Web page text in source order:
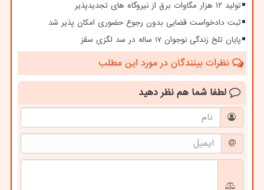
تولید ۱۲ هزار مگاوات برق از نیروگاه های تجدیدپذیر
ثبت دادخواست قضایی بدون رجوع حضوری امکان پذیر شد
پایان تلخ زندگی نوجوان 17 ساله در سد لگزی سقز
نظرات بینندگان در مورد این مطلب
لطفا شما هم نظر دهید